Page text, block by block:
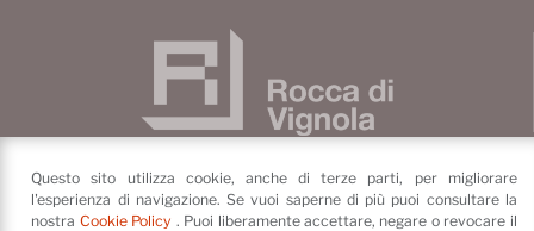
Questo sito utilizza cookie, anche di terze parti, per migliorare
l'esperienza di navigazione. Se vuoi saperne di più puoi consultare la
nostra Cookie Policy . Puoi liberamente accettare, negare o revocare il